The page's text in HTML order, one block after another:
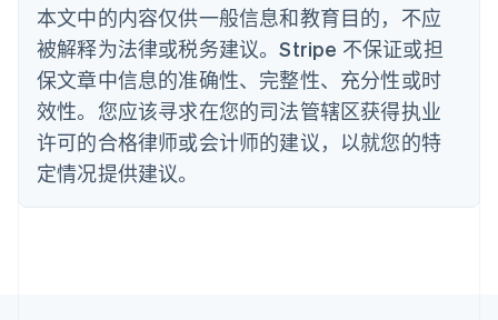
本文中的内容仅供一般信息和教育目的，不应
被解释为法律或税务建议。Stripe 不保证或担
保文章中信息的准确性、完整性、充分性或时
效性。您应该寻求在您的司法管辖区获得执业
许可的合格律师或会计师的建议，以就您的特
定情况提供建议。
English
丹麦
English
德国
DeutschEnglish
法国
FrançaisEnglish
芬兰
EnglishSvenska